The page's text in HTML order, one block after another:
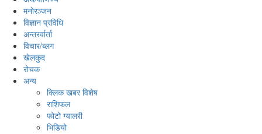
मनाेरञ्जन
विज्ञान प्रविधि
अन्तरर्वार्ता
विचार/ब्लग
खेलकुद
रोचक
अन्य
क्लिक खबर विशेष
राशिफल
फोटो ग्यालरी
भिडियो